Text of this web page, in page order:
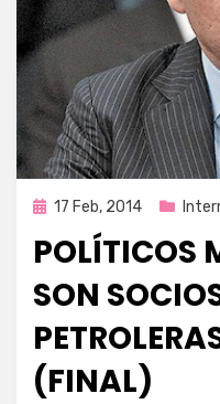
Publicada
17 Feb, 2014
POLÍTICOS
SON
(FINAL)